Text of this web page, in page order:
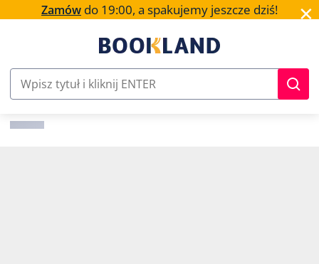
Zamów do 19:00, a spakujemy jeszcze dziś! ✕